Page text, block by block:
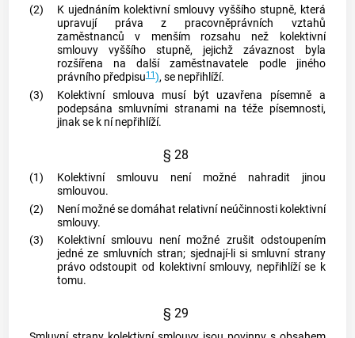
(2)
K ujednáním kolektivní smlouvy vyššího stupně, která
upravují práva z pracovněprávních vztahů
zaměstnanců v menším rozsahu než kolektivní
smlouvy vyššího stupně, jejichž závaznost byla
rozšířena na dalšízaměstnavatele podle jiného
právního předpisu11), se nepřihlíží.
(3)
Kolektivní smlouva musí být uzavřena písemně a
podepsána smluvními stranami na téže písemnosti,
jinak se k ní nepřihlíží.
§ 28
(1)
Kolektivní smlouvu není možné nahradit jinou
smlouvou.
(2)
Není možné se domáhat relativní neúčinnosti kolektivní
smlouvy.
(3)
Kolektivní smlouvu není možné zrušit odstoupením
jedné ze smluvních stran; sjednají-li si smluvní strany
právo odstoupit od kolektivní smlouvy, nepřihlíží se k
tomu.
§ 29